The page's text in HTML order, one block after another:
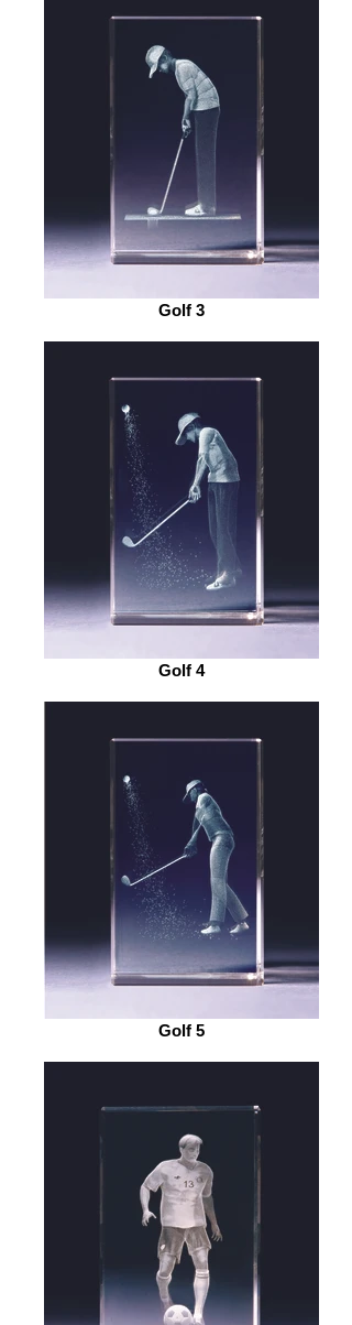
Golf 3
Golf 4
Golf 5